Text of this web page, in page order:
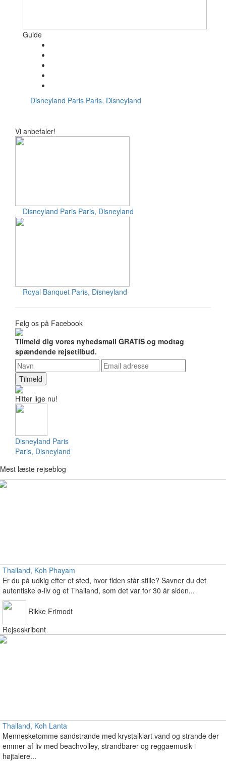
Guide
Disneyland Paris Paris, Disneyland
Vi anbefaler!
Disneyland Paris Paris, Disneyland
Royal Banquet Paris, Disneyland
Følg os på Facebook
Tilmeld dig vores nyhedsmail GRATIS og modtag
spændende rejsetilbud.
Tilmeld
Hitter lige nu!
Disneyland Paris
Paris, Disneyland
Mest læste rejseblog
Thailand, Koh Phayam
Er du på udkig efter et sted, hvor tiden står stille? Savner du det
autentiske ø-liv og et Thailand, som det var for 30 år siden...
Rikke Frimodt
Rejseskribent
Thailand, Koh Lanta
Mennesketomme sandstrande med krystalklart vand og strande der
emmer af liv med beachvolley, strandbarer og reggaemusik i
højtalere...